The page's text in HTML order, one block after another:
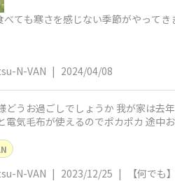
べても寒さを感じない季節がやって
N-VAN | 2024/04/08
うお過ごしでしょうか 我が家は去年と
電気毛布が使えるのでポカポカ 途中
N-VAN | 2023/12/25 | 【何でも